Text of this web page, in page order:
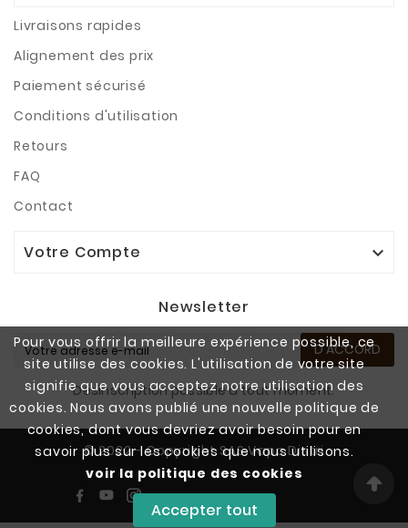
Pour vous offrir la meilleure expérience possible, ce
site utilise des cookies. L'utilisation de votre site
signifie que vous acceptez notre utilisation des
cookies. Nous avons publié une nouvelle politique de
cookies, dont vous devriez avoir besoin pour en
savoir plus sur les cookies que nous utilisons.
voir la politique des cookies
Accepter tout
Livraisons rapides
Alignement des prix
Paiement sécurisé
Conditions d'utilisation
Retours
FAQ
Contact
Votre Compte 
Newsletter
D'ACCORD
Désinscription possible à tout moment.
© 2022 - Copyright SAS Vapo Distri